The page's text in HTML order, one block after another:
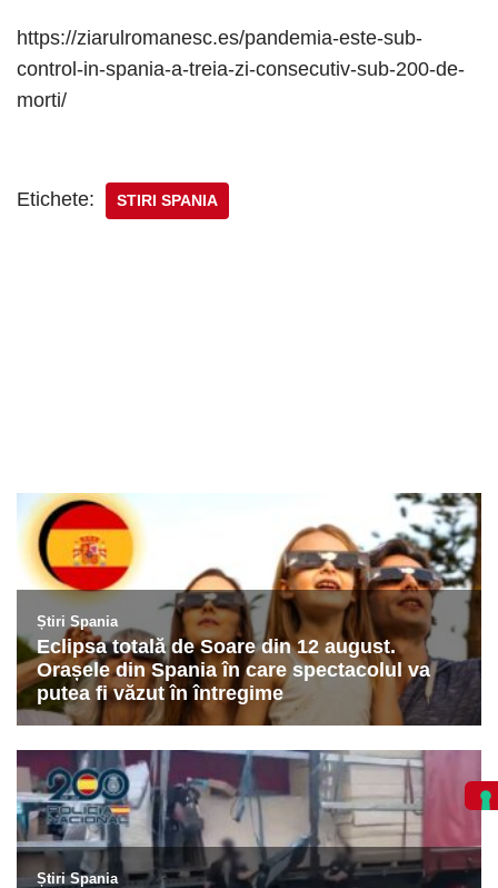
https://ziarulromanesc.es/pandemia-este-sub-
control-in-spania-a-treia-zi-consecutiv-sub-200-de-
morti/
Etichete: STIRI SPANIA